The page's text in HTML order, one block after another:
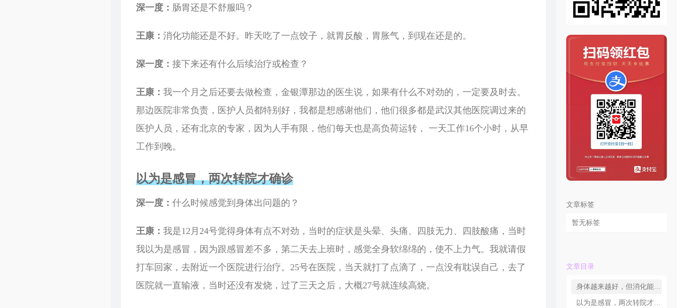
深一度： 肠胃还是不舒服吗？
王康： 消化功能还是不好。昨天吃了一点饺子，就胃反酸，胃胀气，到现在还是的。
深一度： 接下来还有什么后续治疗或检查？
王康： 我一个月之后还要去做检查，金银潭那边的医生说，如果有什么不对劲的，一定要及时去。
那边医院非常负责，医护人员都特别好，我都是想感谢他们，他们很多都是武汉其他医院调过来的
医护人员，还有北京的专家，因为人手有限，他们每天也是高负荷运转， 一天工作16个小时，从早
工作到晚。
以为是感冒，两次转院才确诊
深一度： 什么时候感觉到身体出问题的？
王康： 我是12月24号觉得身体有点不对劲，当时的症状是头晕、头痛、四肢无力、四肢酸痛，当时
我以为是感冒，因为跟感冒差不多，第二天去上班时，感觉全身软绵绵的，使不上力气。我就请假
打车回家，去附近一个医院进行治疗。25号在医院，当天就打了点滴了，一点没有耽误自己，去了
医院就一直输液，当时还没有发烧，过了三天之后，大概27号就连续高烧。
文章标签
暂无标签
文章目录
身体越来越好，但消化能力差
以为是感冒，两次转院才确诊